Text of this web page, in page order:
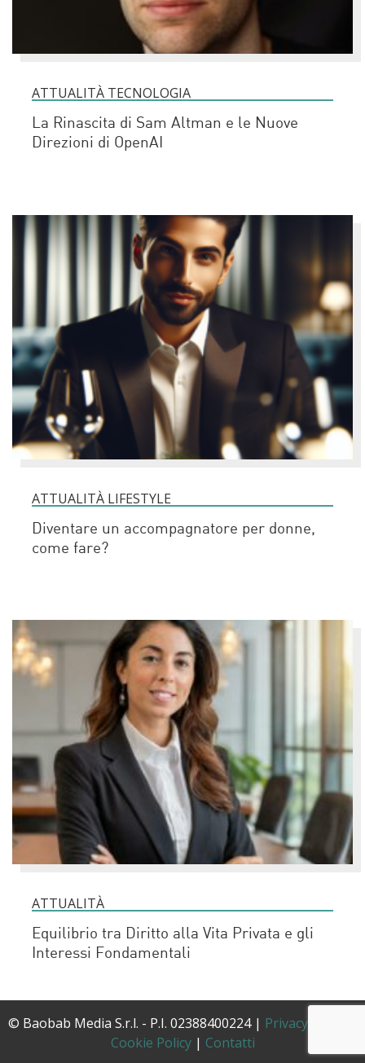
ATTUALITÀ TECNOLOGIA
La Rinascita di Sam Altman e le Nuove
Direzioni di OpenAI
ATTUALITÀ LIFESTYLE
Diventare un accompagnatore per donne,
come fare?
ATTUALITÀ
Equilibrio tra Diritto alla Vita Privata e gli
Interessi Fondamentali
© Baobab Media S.r.l. - P.I. 02388400224 | Privacy Policy
Cookie Policy| Contatti